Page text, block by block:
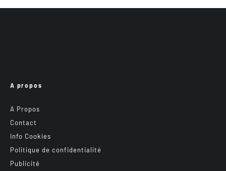
A propos
A Propos
Contact
Info Cookies
Politique de confidentialité
Publicité